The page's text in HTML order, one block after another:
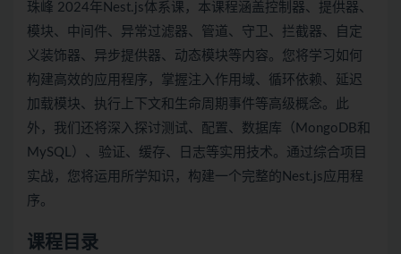
珠峰 2024年Nest.js体系课，本课程涵盖控制器、提供器、
模块、中间件、异常过滤器、管道、守卫、拦截器、自定
义装饰器、异步提供器、动态模块等内容。您将学习如何
构建高效的应用程序，掌握注入作用域、循环依赖、延迟
加载模块、执行上下文和生命周期事件等高级概念。此
外，我们还将深入探讨测试、配置、数据库（MongoDB和
MySQL）、验证、缓存、日志等实用技术。通过综合项目
实战，您将运用所学知识，构建一个完整的Nest.js应用程
序。
课程目录